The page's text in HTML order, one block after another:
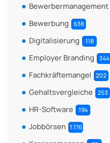
Bewerbermanagement
Bewerbung 638
Digitalisierung 118
Employer Branding 344
Fachkräftemangel 202
Gehaltsvergleiche 253
HR-Software 194
Jobbörsen 1.176